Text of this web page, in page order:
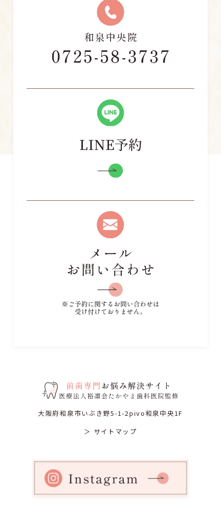
大阪府和泉市いぶき野5-1-2pivo和泉中央1F
＞ サイトマップ